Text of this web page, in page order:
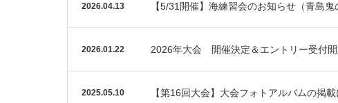
2026.04.13 【5/31開催】海練習会のお知らせ（青島
2026.01.22 2026年大会 開催決定＆エントリー受付
2025.05.10 【第16回大会】大会フォトアルバムの掲載